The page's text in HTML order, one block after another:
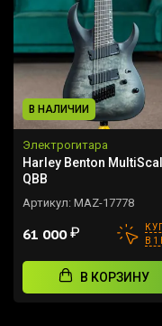
В НАЛИЧИИ
Электрогитара
Harley Benton
QBB
Артикул: MAZ-17778
61 000₽
В 1
В КОРЗИНУ